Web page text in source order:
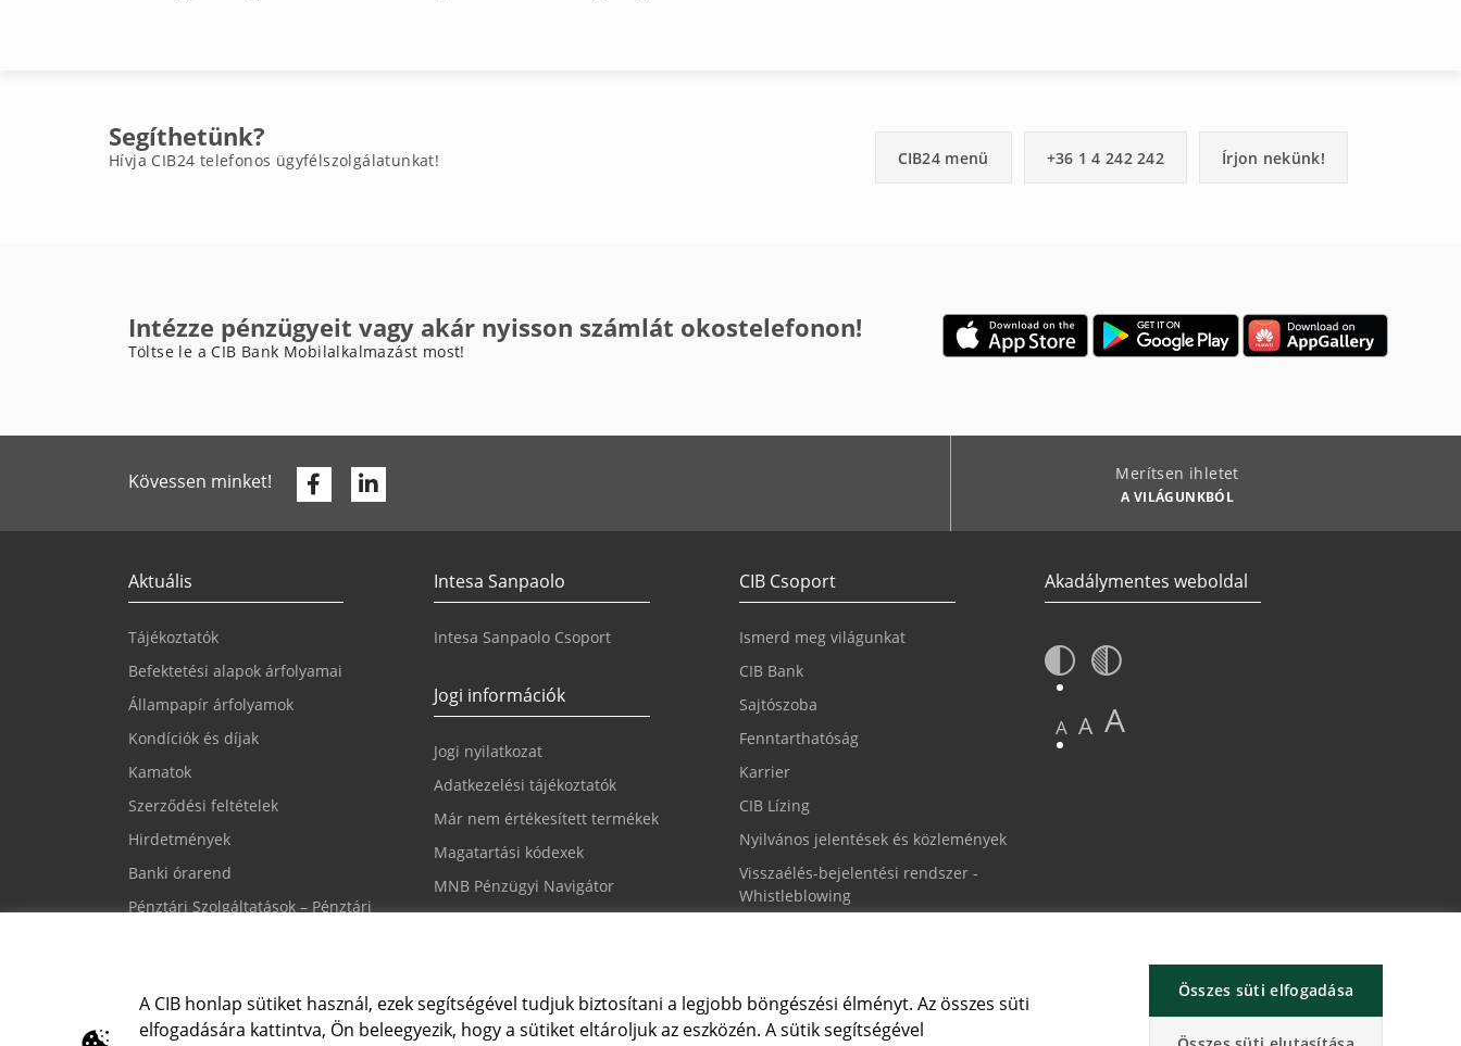
A CIB honlap sütiket használ, ezek segítségével tudjuk biztosítani a legjobb böngészési élményt. Az összes süti
elfogadására kattintva, Ön beleegyezik, hogy a sütiket eltároljuk az eszközén. A sütik segítségével
Összes süti elfogadása
Segíthetünk?
Hívja CIB24 telefonos ügyfélszolgálatunkat! CIB24 menü +36 1 4 242 242 Írjon nekünk!
Intézze pénzügyeit vagy akár nyisson számlát okostelefonon!
Töltse le a CIB Bank Mobilalkalmazást most!
Kövessen minket! FacebookLinkedin Merítsen ihletet
A VILÁGUNKBÓL
Aktuális
Tájékoztatók
Befektetési alapok árfolyamai
Állampapír árfolyamok
Kondíciók és díjak
Kamatok
Szerződési feltételek
Hirdetmények
Banki órarend
Pénztári Szolgáltatások – Pénztári
Intesa Sanpaolo
Intesa Sanpaolo Csoport
Jogi információk
Jogi nyilatkozat
Adatkezelési tájékoztatók
Már nem értékesített termékek
Magatartási kódexek
MNB Pénzügyi Navigátor
Süti beállítások módosítása
CIB Csoport
Ismerd meg világunkat
CIB Bank
Sajtószoba
Fenntarthatóság
Karrier
CIB Lízing
Nyilvános jelentések és közlemények
Visszaélés-bejelentési rendszer -
Whistleblowing
Akadálymentes weboldal
A A A
Írjon nekünk CIB24 ügyfélszolgálat